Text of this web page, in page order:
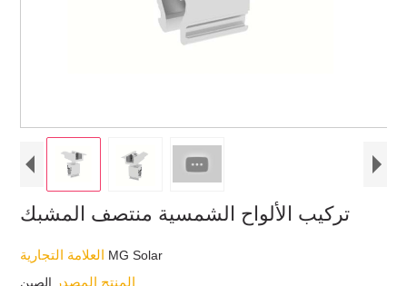
تركيب الألواح الشمسية منتصف المشبك
MG Solar
المنتج المصدر الصين